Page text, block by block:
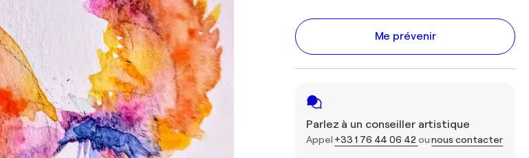
Me prévenir
Parlez à un conseiller artistique
Appel +33 1 76 44 06 42 ounous contacter